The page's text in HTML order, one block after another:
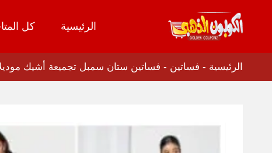
تخطي
المحتوى
الرئيسية كل
الرئيسية - فساتين - فساتين ستان سمبل تجميعة أشيك موديلات 2026 بخصم 70% انتهزي